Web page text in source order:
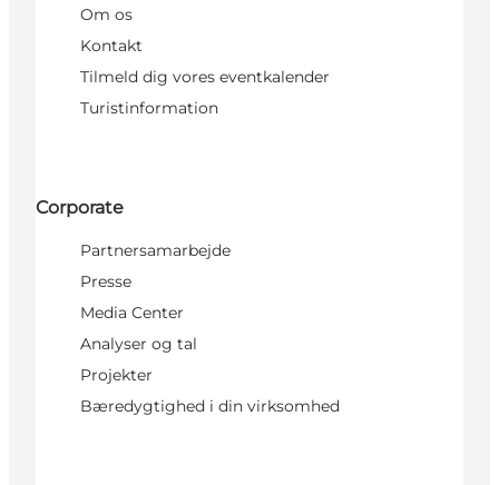
Om os
Kontakt
Tilmeld dig vores eventkalender
Turistinformation
Corporate
Partnersamarbejde
Presse
Media Center
Analyser og tal
Projekter
Bæredygtighed i din virksomhed